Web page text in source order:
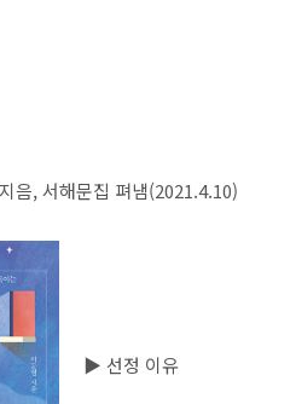
음, 서해문집 펴냄(2021.4.10)
▶ 선정 이유